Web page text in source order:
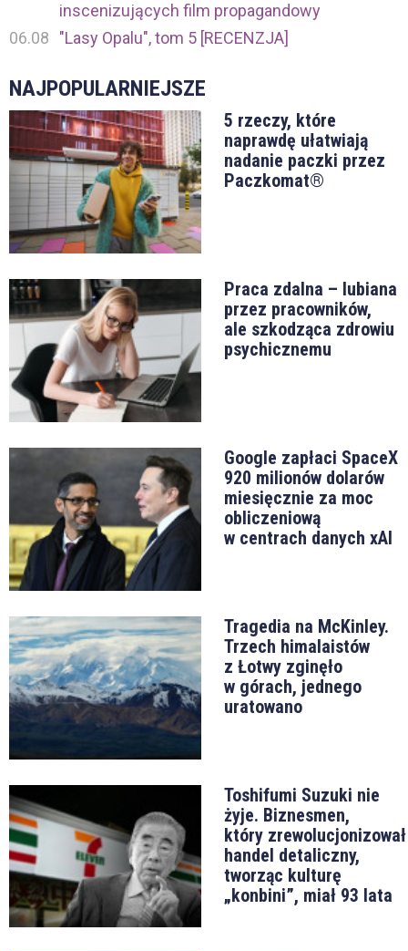
inscenizujących film propagandowy
06.08
"Lasy Opalu", tom 5 [RECENZJA]
NAJPOPULARNIEJSZE
5 rzeczy, które
naprawdę ułatwiają
nadanie paczki przez
Paczkomat®
Praca zdalna – lubiana
przez pracowników,
ale szkodząca zdrowiu
psychicznemu
Google zapłaci SpaceX
920 milionów dolarów
miesięcznie za moc
obliczeniową
w centrach danych xAI
Tragedia na McKinley.
Trzech himalaistów
z Łotwy zginęło
w górach, jednego
uratowano
Toshifumi Suzuki nie
żyje. Biznesmen,
który zrewolucjonizował
handel detaliczny,
tworząc kulturę
„konbini”, miał 93 lata